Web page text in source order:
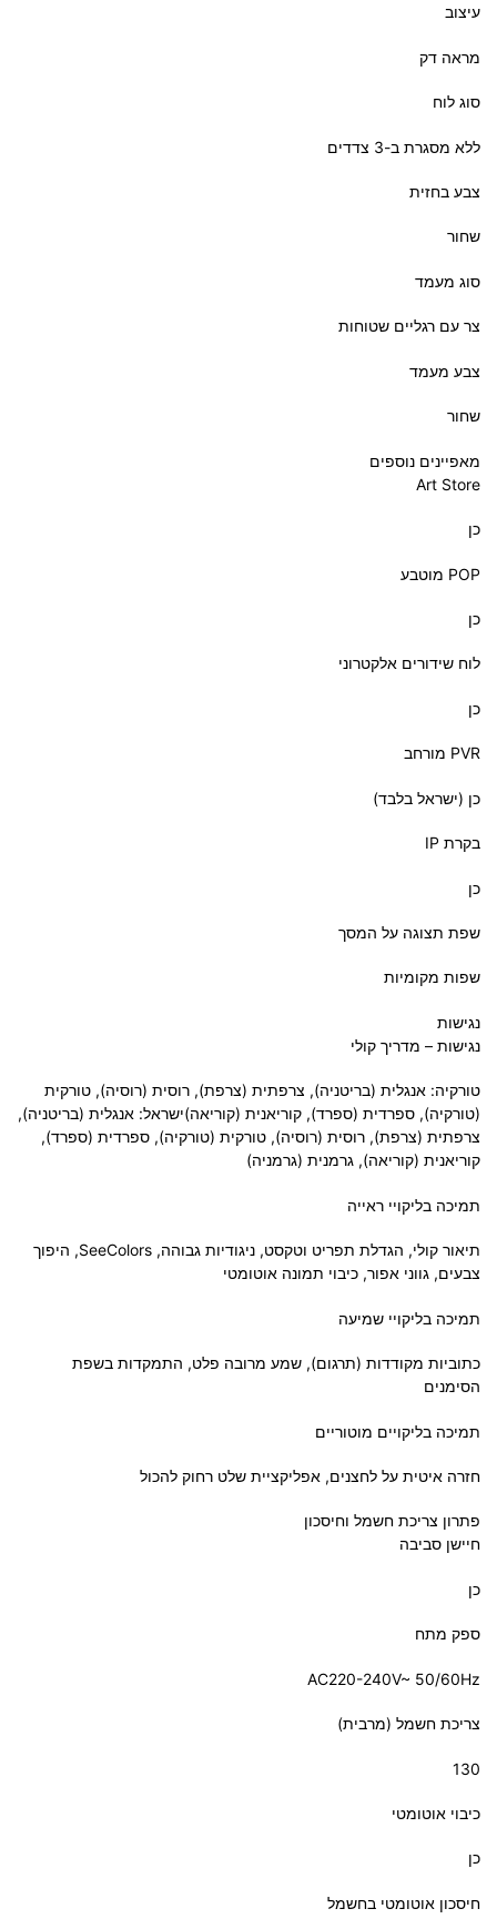
עיצוב
מראה דק
סוג לוח
צבע בחזית
שחור
סוג מעמד
צר עם רגליים שטוחות
צבע מעמד
שחור
מאפיינים נוספים
Art Store
כן
POP מוטבע
כן
לוח שידורים אלקטרוני
כן
PVR מורחב
כן (ישראל בלבד)
בקרת IP
כן
שפת תצוגה על המסך
שפות מקומיות
נגישות
נגישות – מדריך קולי
טורקיה: אנגלית (בריטניה), צרפתית (צרפת), רוסית (רוסיה), טורקית
(טורקיה), ספרדית (ספרד), קוריאנית (קוריאה)ישראל: אנגלית (בריטניה),
צרפתית (צרפת), רוסית (רוסיה), טורקית (טורקיה), ספרדית (ספרד),
קוריאנית (קוריאה), גרמנית (גרמניה)
תמיכה בליקויי ראייה
תיאור קולי, הגדלת תפריט וטקסט, ניגודיות גבוהה, SeeColors, היפוך
צבעים, גווני אפור, כיבוי תמונה אוטומטי
תמיכה בליקויי שמיעה
כתוביות מקודדות (תרגום), שמע מרובה פלט, התמקדות בשפת
הסימנים
תמיכה בליקויים מוטוריים
חזרה איטית על לחצנים, אפליקציית שלט רחוק להכול
פתרון צריכת חשמל וחיסכון
חיישן סביבה
כן
ספק מתח
‎AC220-240V~ 50/60Hz‎
צריכת חשמל (מרבית)
‎130‎
כיבוי אוטומטי
כן
חיסכון אוטומטי בחשמל